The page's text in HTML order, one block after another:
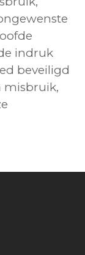
indruk
beveiligd
misbruik,